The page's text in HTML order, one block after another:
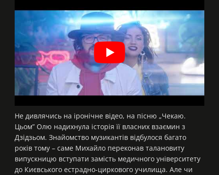
Не дивлячись на іронічне відео, на пісню „Чекаю.
Цьом” Олю надихнула історія її власних взаємин з
Дзідзьом. Знайомство музикантів відбулося багато
років тому – саме Михайло переконав талановиту
випускницю вступати замість медичного університету
до Києвського естрадно-циркового училища. Але чи